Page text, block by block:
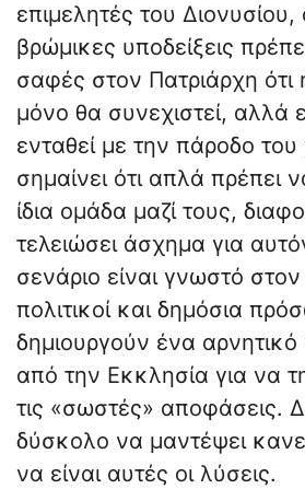
επιμελητές του Διονυσίου,
βρώμικες υποδείξεις
σαφές στον Πατριάρχη ότι
μόνο θα συνεχιστεί, αλλά
ενταθεί με την πάροδο
σημαίνει ότι απλά πρέπει
ίδια ομάδα μαζί τους,
τελειώσει άσχημα για
σενάριο είναι γνωστό
πολιτικοί και δημόσια
δημιουργούν ένα
από την Εκκλησία για να
τις «σωστές» αποφάσεις.
δύσκολο να μαντέψει
να είναι αυτές οι λύσεις.